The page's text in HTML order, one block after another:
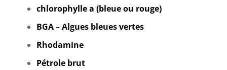
chlorophylle a (bleue ou rouge)
BGA – Algues bleues vertes
Rhodamine
Pétrole brut